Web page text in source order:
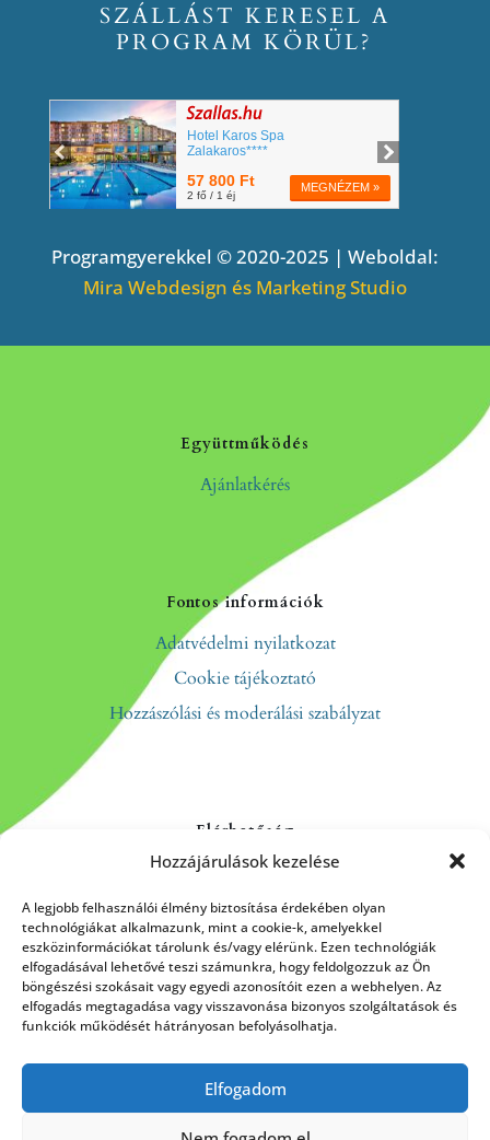
Hozzájárulások kezelése
A legjobb felhasználói élmény biztosítása érdekében olyan
technológiákat alkalmazunk, mint a cookie-k, amelyekkel
eszközinformációkat tárolunk és/vagy elérünk. Ezen technológiák
elfogadásával lehetővé teszi számunkra, hogy feldolgozzuk az Ön
böngészési szokásait vagy egyedi azonosítóit ezen a webhelyen. Az
elfogadás megtagadása vagy visszavonása bizonyos szolgáltatások és
funkciók működését hátrányosan befolyásolhatja.
Elfogadom
SZÁLLÁST KERESEL A
PROGRAM KÖRÜL?
Programgyerekkel © 2020-2025 | Weboldal:
Mira Webdesign és Marketing Studio
Együttműködés
Ajánlatkérés
Fontos információk
Adatvédelmi nyilatkozat
Cookie tájékoztató
Hozzászólási és moderálási szabályzat
Elérhetőség
Kapcsolat
Rólunk
HÍRLEVÉL FELIRATKOZÁS